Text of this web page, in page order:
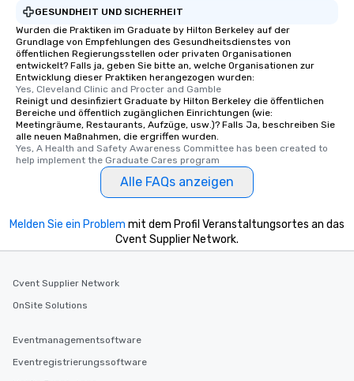
GESUNDHEIT UND SICHERHEIT
Wurden die Praktiken im Graduate by Hilton Berkeley auf der
Grundlage von Empfehlungen des Gesundheitsdienstes von
öffentlichen Regierungsstellen oder privaten Organisationen
entwickelt? Falls ja, geben Sie bitte an, welche Organisationen zur
Entwicklung dieser Praktiken herangezogen wurden:
Yes, Cleveland Clinic and Procter and Gamble
Reinigt und desinfiziert Graduate by Hilton Berkeley die öffentlichen
Bereiche und öffentlich zugänglichen Einrichtungen (wie:
Meetingräume, Restaurants, Aufzüge, usw.)? Falls Ja, beschreiben Sie
alle neuen Maßnahmen, die ergriffen wurden.
Yes, A Health and Safety Awareness Committee has been created to
help implement the Graduate Cares program
Alle FAQs anzeigen
Melden Sie ein Problem mit dem Profil Veranstaltungsortes an das
Cvent Supplier Network.
Cvent Supplier Network
OnSite Solutions
Eventmanagementsoftware
Eventregistrierungssoftware